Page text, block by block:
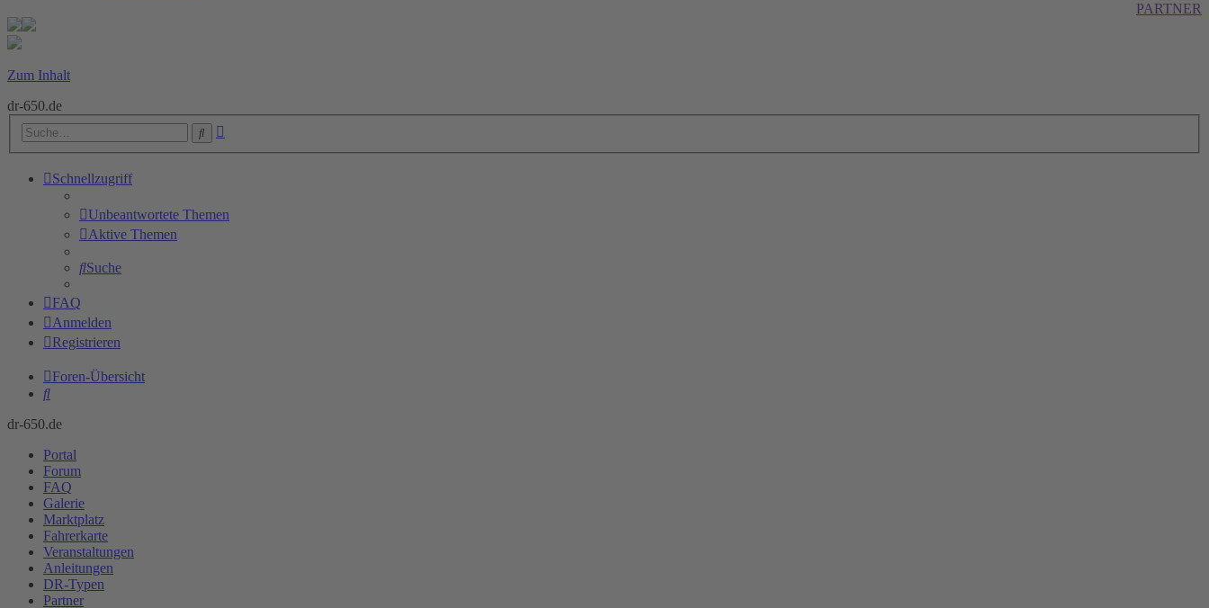
PARTNER
Zum Inhalt
dr-650.de
Suche
Schnellzugriff
Unbeantwortete Themen
Aktive Themen
Suche
FAQ
Anmelden
Registrieren
Foren-Übersicht
Suche
dr-650.de
Portal
Forum
FAQ
Galerie
Marktplatz
Fahrerkarte
Veranstaltungen
Anleitungen
DR-Typen
Partner